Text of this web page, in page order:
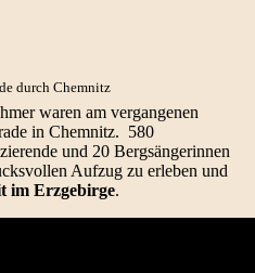
durch Chemnitz
waren am vergangenen
in Chemnitz. 580
und 20 Bergsängerinnen
Aufzug zu erleben und
im Erzgebirge.